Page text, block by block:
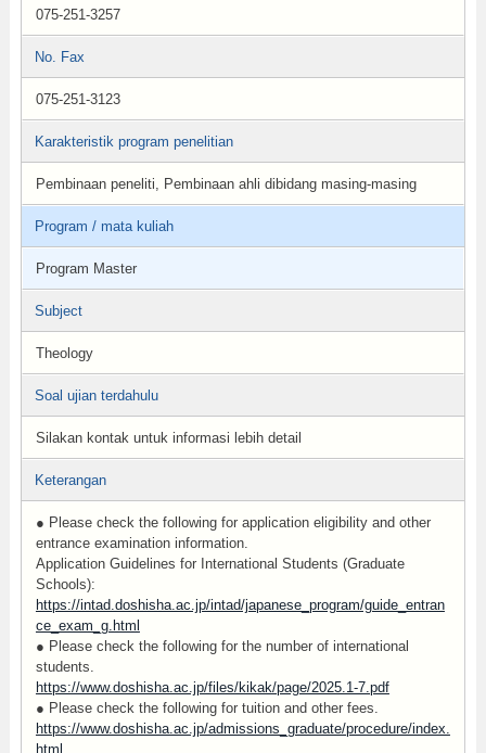
075-251-3257
No. Fax
075-251-3123
Karakteristik program penelitian
Pembinaan peneliti, Pembinaan ahli dibidang masing-masing
Program / mata kuliah
Program Master
Subject
Theology
Soal ujian terdahulu
Silakan kontak untuk informasi lebih detail
Keterangan
● Please check the following for application eligibility and other
entrance examination information.
Application Guidelines for International Students (Graduate
Schools):
https://intad.doshisha.ac.jp/intad/japanese_program/guide_entran
ce_exam_g.html
● Please check the following for the number of international
students.
https://www.doshisha.ac.jp/files/kikak/page/2025.1-7.pdf
● Please check the following for tuition and other fees.
https://www.doshisha.ac.jp/admissions_graduate/procedure/index.
html